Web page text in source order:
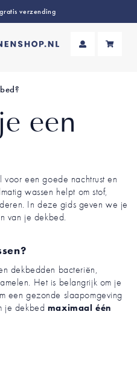
verzending
een
voor een goede nachtrust en
wassen helpt om stof,
In deze gids geven we je
van je dekbed.
dekbedden bacteriën,
Het is belangrijk om je
een gezonde slaapomgeving
je dekbed maximaal één